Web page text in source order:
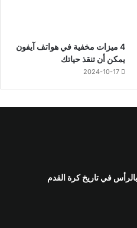
4 ميزات مخفية في هواتف آيفون
يمكن أن تنقذ حياتك
2024-10-17
بالرأس في تاريخ كرة القدم